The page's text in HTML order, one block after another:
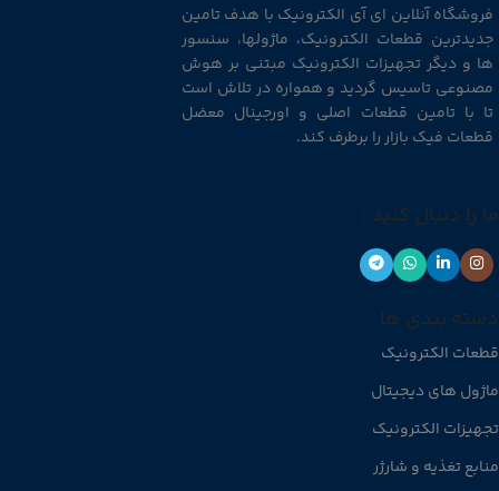
فروشگاه آنلاین ای آی الکترونیک با هدف تامین
جدیدترین قطعات الکترونیک، ماژولها، سنسور
ها و دیگر تجهیزات الکترونیک مبتنی بر هوش
مصنوعی تاسیس گردید و همواره در تلاش است
تا با تامین قطعات اصلی و اورجینال معضل
قطعات فیک بازار را برطرف کند.
ما را دنبال کنید :
دسته بندی ها
قطعات الکترونیک
ماژول های دیجیتال
تجهیزات الکترونیک
منابع تغذیه و شارژر